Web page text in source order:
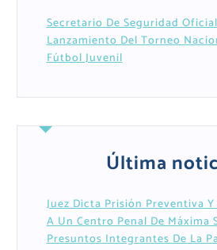
Secretario De Seguridad
Lanzamiento Del Torneo
Fútbol Juvenil
Última
Juez Dicta Prisión Preventiva
A Un Centro Penal De Máxima
Presuntos Integrantes De La